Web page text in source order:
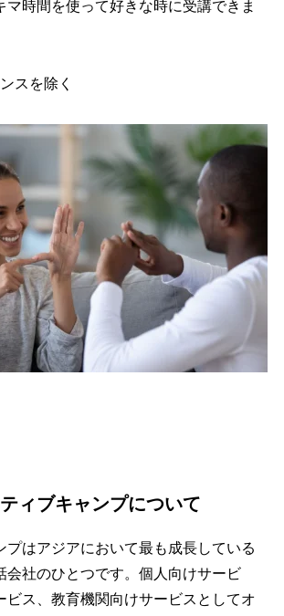
マ時間を使って好きな時に受講できま
スを除く
ィブキャンプについて
プはアジアにおいて最も成長している
会社のひとつです。個人向けサービ
ビス、教育機関向けサービスとしてオ